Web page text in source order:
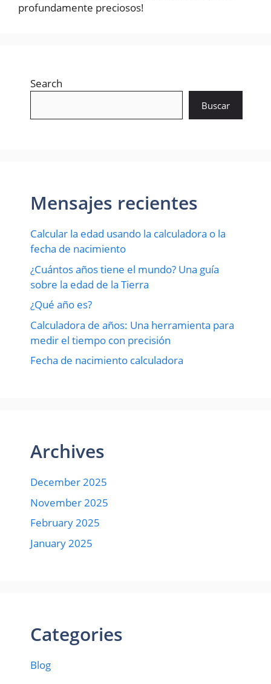
profundamente preciosos!
Search
Buscar
Mensajes recientes
Calcular la edad usando la calculadora o la
fecha de nacimiento
¿Cuántos años tiene el mundo? Una guía
sobre la edad de la Tierra
¿Qué año es?
Calculadora de años: Una herramienta para
medir el tiempo con precisión
Fecha de nacimiento calculadora
Archives
December 2025
November 2025
February 2025
January 2025
Categories
Blog